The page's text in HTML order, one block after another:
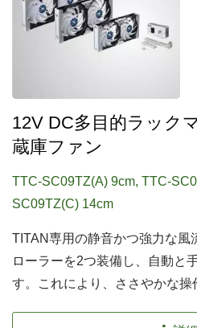
12V DC多目的ラック
蔵庫ファン
TTC-SC09TZ(A) 9cm, TTC-
SC09TZ(C) 14cm
TITAN専用の静音かつ強力な風
ローラーを2つ装備し、自動と
す。これにより、ささやかな